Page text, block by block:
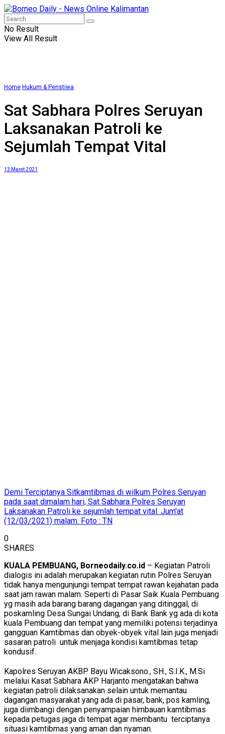
No Result
View All Result
Home Hukum & Peristiwa
Sat Sabhara Polres Seruyan
Laksanakan Patroli ke
Sejumlah Tempat Vital
13 Maret 2021
Demi Terciptanya Sitkamtibmas di wilkum Polres Seruyan
pada saat dimalam hari, Sat Sabhara Polres Seruyan
Laksanakan Patroli ke sejumlah tempat vital. Jum'at
(12/03/2021) malam. Foto : TN
0
SHARES
KUALA PEMBUANG, Borneodaily.co.id – Kegiatan Patroli
dialogis ini adalah merupakan kegiatan rutin Polres Seruyan
tidak hanya mengunjungi tempat tempat rawan kejahatan pada
saat jam rawan malam. Seperti di Pasar Saik Kuala Pembuang
yg masih ada barang barang dagangan yang ditinggal, di
poskamling Desa Sungai Undang, di Bank Bank yg ada di kota
kuala Pembuang dan tempat yang memiliki potensi terjadinya
gangguan Kamtibmas dan obyek-obyek vital lain juga menjadi
sasaran patroli untuk menjaga kondisi kamtibmas tetap
kondusif.
Kapolres Seruyan AKBP Bayu Wicaksono., SH., S.I.K., M.Si
melalui Kasat Sabhara AKP Harjanto mengatakan bahwa
kegiatan patroli dilaksanakan selain untuk memantau
dagangan masyarakat yang ada di pasar, bank, pos kamling,
juga diimbangi dengan penyampaian himbauan kamtibmas
kepada petugas jaga di tempat agar membantu terciptanya
situasi kamtibmas yang aman dan nyaman.